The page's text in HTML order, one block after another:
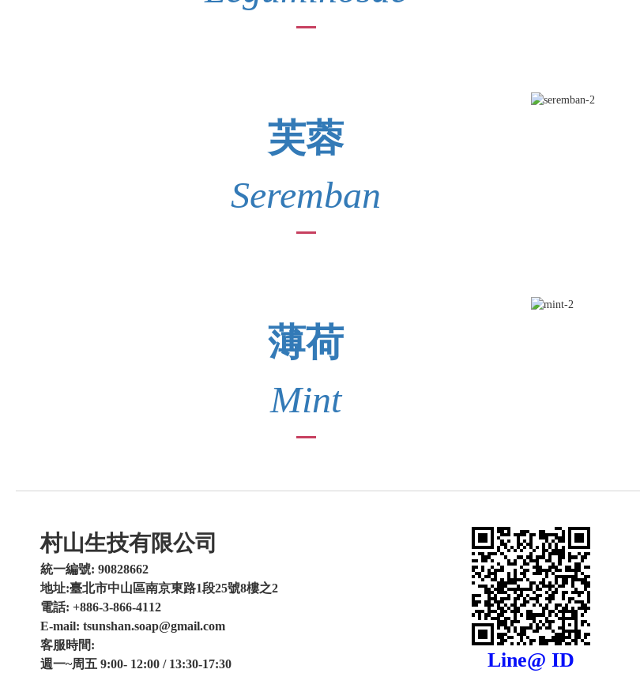
芙蓉
Seremban
薄荷
Mint
村山生技有限公司
統一編號: 90828662
地址:臺北市中山區南京東路1段25號8樓之2
電話: +886-3-866-4112
E-mail: tsunshan.soap@gmail.com
客服時間:
週一~周五 9:00- 12:00 / 13:30-17:30
Line@ ID